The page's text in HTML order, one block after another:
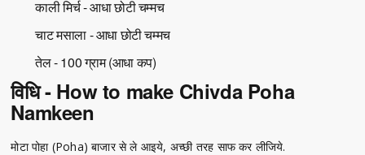
काली मिर्च - आधा छोटी चम्मच
चाट मसाला - आधा छोटी चम्मच
तेल - 100 ग्राम (आधा कप)
विधि - How to make Chivda Poha
Namkeen
मोटा पोहा (Poha) बाजार से ले आइये, अच्छी तरह साफ कर लीजिये.